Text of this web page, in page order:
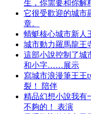
生，你需要和你解
它很受歡迎的城市
章。
蜻蜓核心城市新人
城市動力羅馬龍王
這部小說控制了城
和小字……展示
寫城市浪漫筆王王
裂！ 陪伴
精品幻想小說我有
不夠的！ 表演